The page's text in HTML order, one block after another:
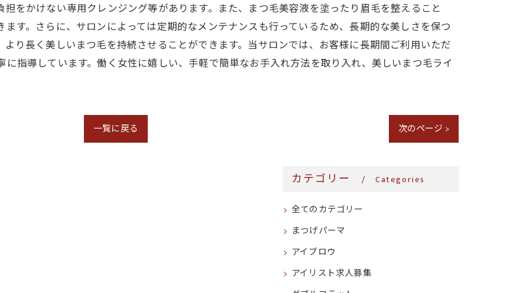
をかけない専用クレンジング等があります。また、まつ毛美容液を塗ったり眉毛を整えること
す。さらに、サロンによっては定期的なメンテナンスも行っているため、長期的な美しさを保つ
り長く美しいまつ毛を持続させることができます。当サロンでは、お客様に長期間ご利用いただ
指導しています。働く女性に嬉しい、手軽で簡単なお手入れ方法を取り入れ、美しいまつ毛ライ
一覧に戻る 次のページ >
カテゴリー Categories
全てのカテゴリー
まつげパーマ
アイブロウ
アイリスト求人募集